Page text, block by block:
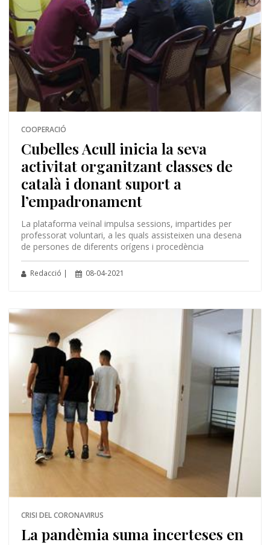
COOPERACIÓ
Cubelles Acull inicia la seva
activitat organitzant classes de
català i donant suport a
l’empadronament
La plataforma veïnal impulsa sessions, impartides per
professorat voluntari, a les quals assisteixen una desena
de persones de diferents orígens i procedència
Redacció | 08-04-2021
CRISI DEL CORONAVIRUS
La pandèmia suma incerteses en